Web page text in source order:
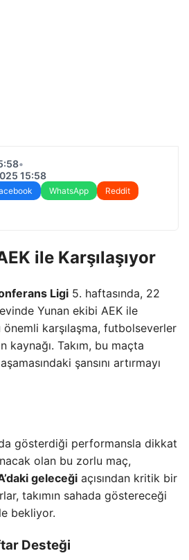
•
15:58
WhatsApp
Reddit
ile Karşılaşıyor
Ligi 5. haftasında, 22
Yunan ekibi AEK ile
karşılaşma, futbolseverler
kaynağı. Takım, bu maçta
şansını artırmayı
gösterdiği performansla dikkat
olan bu zorlu maç,
geleceği açısından kritik bir
takımın sahada göstereceği
bekliyor.
Desteği